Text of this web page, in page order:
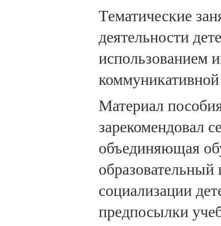
Тематические
деятельности
использованием
Материал
зарекомендовал
объединяющая
социализации
предпосылки